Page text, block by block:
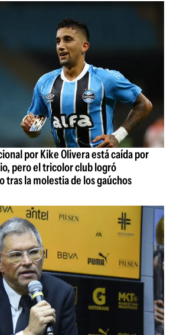
por Kike Olivera está caída por
pero el tricolor club logró
tras la molestia de los gaúchos